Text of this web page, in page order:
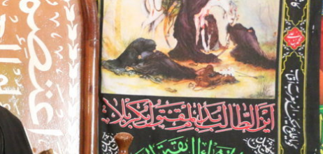
NOTÍCIAS
3 DE JULHO DE 2014
Centro Islâmico no Brasil recebe o ex-ministro
Relações Exteriores da República Islâmica do Irã
Na noite da quinta-feira, 03 de Abril, o Centro Islâmico no Brasil
sede, em São Paulo, o ex-ministro das Relações Exteriores da
do Irã, Sr. Kamal Kharrazi, que encontra-se visitando